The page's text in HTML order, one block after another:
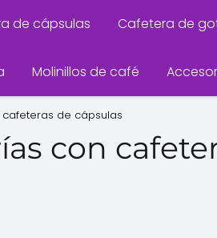
de cápsulas Cafetera de
Molinillos de café
de cápsulas
con